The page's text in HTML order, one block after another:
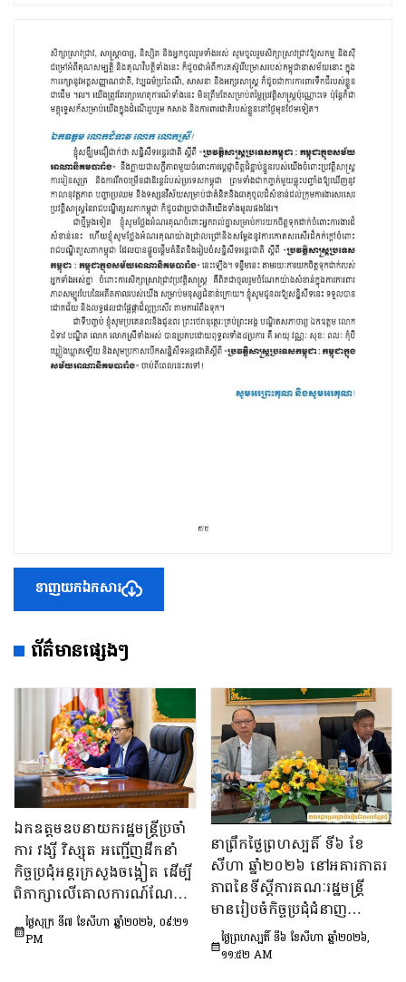
ទាញយកឯកសារ
ព័ត៌មានផ្សេងៗ
ឯកឧត្តមឧបនាយករដ្ឋមន្រ្តីប្រចាំ
ការ វង្សី វិស្សុត អញ្ជើញដឹកនាំ
កិច្ចប្រជុំអន្តរក្រសួងចង្អៀត ដើម្បី
ពិភាក្សាលើគោលការណ៍​ណែនាំ
ស្តីពីការរៀបចំប្រកាស ប្រកាស
អន្តរក្រសួង និងប្រកាសរួម របស់
ថ្ងៃសុក្រ ទី៧ ខែសីហា ឆ្នាំ២០២៦, ០៩:២១
PM
នាព្រឹកថ្ងៃព្រហស្បតិ៍ ទី៦ ខែ
សីហា ឆ្នាំ២០២៦ នៅអគារភាតរ
ភាពនៃទីស្តីការគណៈរដ្ឋមន្រ្តី
មានរៀបចំកិច្ចប្រជុំជំនាញ
បច្ចេកទេស ក្រោមអធិបតីភាព
ឯកឧត្តម សុក ផេង រដ្ឋលេខាធិ
ថ្ងៃព្រហស្បតិ៍ ទី៦ ខែសីហា ឆ្នាំ២០២៦,
១១:៥២ AM